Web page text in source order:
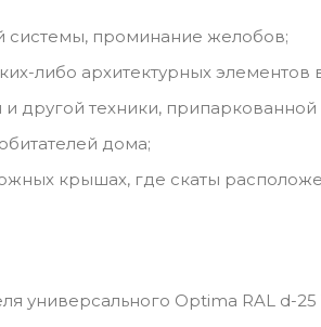
проминание желобов;
либо архитектурных элементов
другой техники,
дома;
крышах, где скаты
универсального Optima RAL d-25